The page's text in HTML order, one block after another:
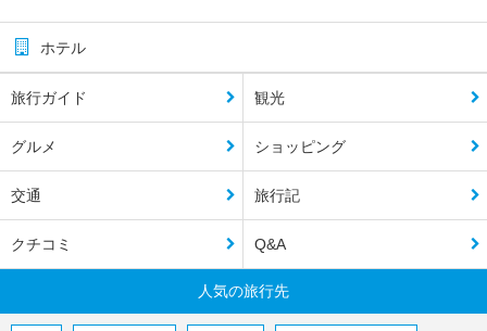
ホテル
旅行ガイド 観光
グルメ ショッピング
交通 旅行記
クチコミ Q&A
人気の旅行先